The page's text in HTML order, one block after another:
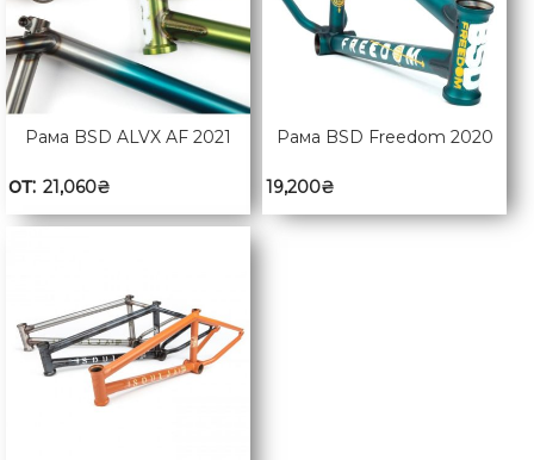
Рама BSD ALVX AF 2021
от: 21,060₴
Рама BSD Freedom 2020
19,200₴